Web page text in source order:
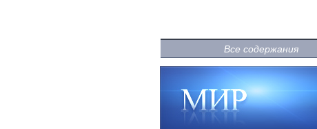
Все содержания